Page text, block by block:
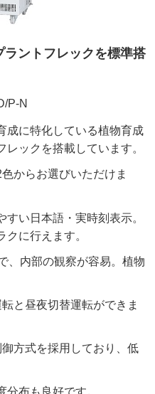
ントフレックを標準搭
P-N
成に特化している植物育成
ックを搭載しています。
からお選びいただけま
い日本語・実時刻表示。
に行えます。
、内部の観察が容易。植物
と昼夜切替運転ができま
方式を採用しており、低